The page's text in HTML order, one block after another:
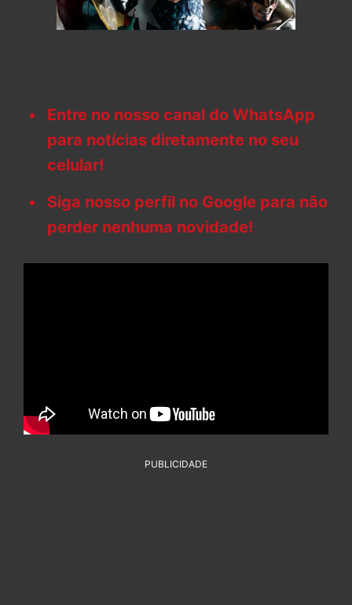
Entre no nosso canal do WhatsApp
para notícias diretamente no seu
celular!
Siga nosso perfil no Google para não
perder nenhuma novidade!
PUBLICIDADE